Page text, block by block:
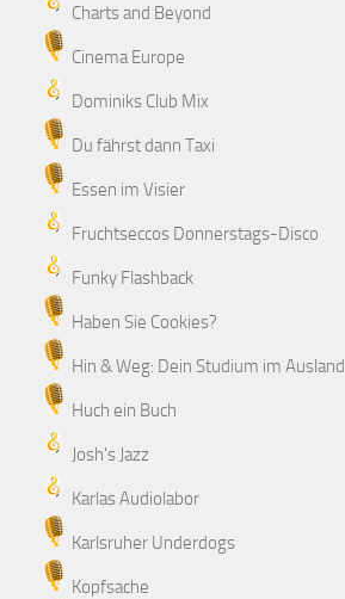
Charts and Beyond
Cinema Europe
Dominiks Club Mix
Du fährst dann Taxi
Essen im Visier
Fruchtseccos Donnerstags-Disco
Funky Flashback
Haben Sie Cookies?
Hin & Weg: Dein Studium im Ausland
Huch ein Buch
Josh's Jazz
Karlas Audiolabor
Karlsruher Underdogs
Kopfsache